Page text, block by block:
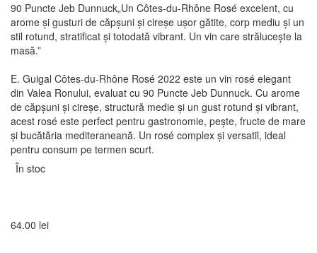
90 Puncte Jeb Dunnuck„Un Côtes-du-Rhône Rosé excelent, cu
arome și gusturi de căpșuni și cireșe ușor gătite, corp mediu și un
stil rotund, stratificat și totodată vibrant. Un vin care strălucește la
masă.”
E. Guigal Côtes-du-Rhône Rosé 2022 este un vin rosé elegant
din Valea Ronului, evaluat cu 90 Puncte Jeb Dunnuck. Cu arome
de căpșuni și cireșe, structură medie și un gust rotund și vibrant,
acest rosé este perfect pentru gastronomie, pește, fructe de mare
și bucătăria mediteraneană. Un rosé complex și versatil, ideal
pentru consum pe termen scurt.
În stoc
64.00 lei